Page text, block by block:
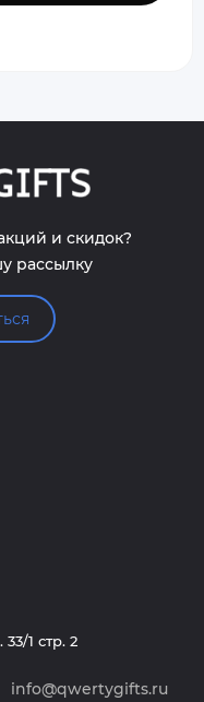
и скидок?
рассылку
1 стр. 2
info@qwertygifts.ru